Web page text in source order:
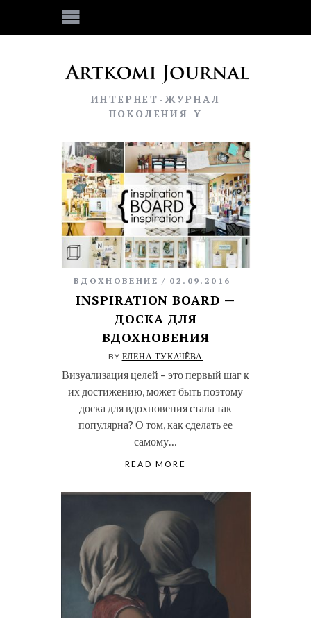
ИНТЕРНЕТ-ЖУРНАЛ
ПОКОЛЕНИЯ Y
ВДОХНОВЕНИЕ 02.09.2016
INSPIRATION BOARD —
ДОСКА ДЛЯ
ВДОХНОВЕНИЯ
BY ЕЛЕНА ТУКАЧЁВА
Визуализация целей – это первый шаг к
их достижению, может быть поэтому
доска для вдохновения стала так
популярна? О том, как сделать ее
самому…
READ MORE